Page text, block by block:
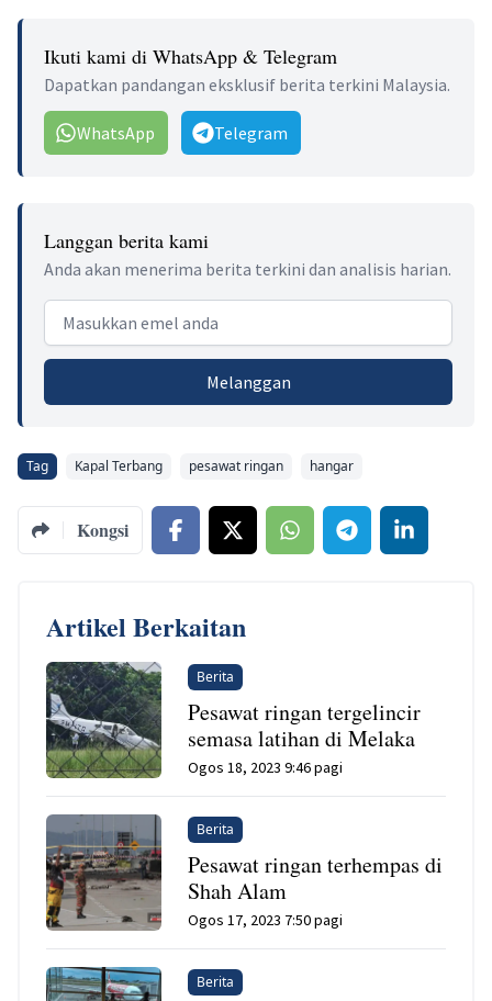
Ikuti kami di WhatsApp & Telegram
Dapatkan pandangan eksklusif berita terkini Malaysia.
WhatsApp Telegram
Langgan berita kami
Anda akan menerima berita terkini dan analisis harian.
Email address
Melanggan
Tag Kapal Terbang pesawat ringan hangar
Kongsi
Artikel Berkaitan
Berita
Pesawat ringan tergelincir
semasa latihan di Melaka
Ogos 18, 2023 9:46 pagi
Berita
Pesawat ringan terhempas di
Shah Alam
Ogos 17, 2023 7:50 pagi
Berita